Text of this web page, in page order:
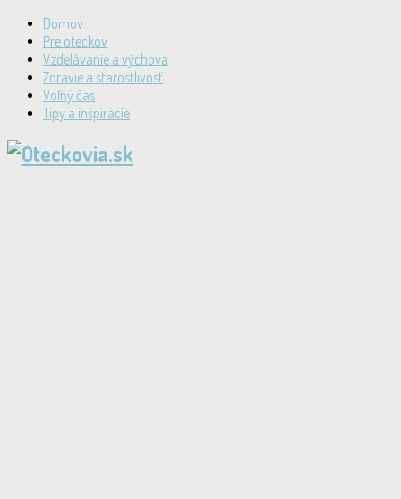
Domov
Pre oteckov
Vzdelávanie a výchova
Zdravie a starostlivosť
Voľný čas
Tipy a inšpirácie